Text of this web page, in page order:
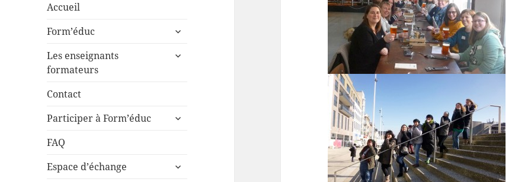
Accueil
Form’éduc
ouvrir
sous-
Les enseignants
formateurs
ouvrir
Contact
Participer à Form’éduc
ouvrir
FAQ
Espace d’échange
ouvrir